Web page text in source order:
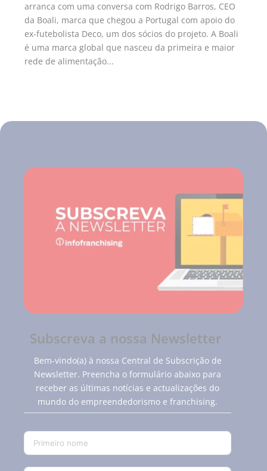
arranca com uma conversa com Rodrigo Barros, CEO
da Boali, marca que chegou a Portugal com apoio do
ex-futebolista Deco, um dos sócios do projeto. A Boali
é uma marca global que nasceu da primeira e maior
rede de alimentação...
Subscreva a nossa Newsletter
Bem-vindo(a) à nossa Central de Subscrição de
Newsletter. Preencha o formulário abaixo para
receber as últimas notícias e actualizações do
mundo do empreendedorismo e franchising.